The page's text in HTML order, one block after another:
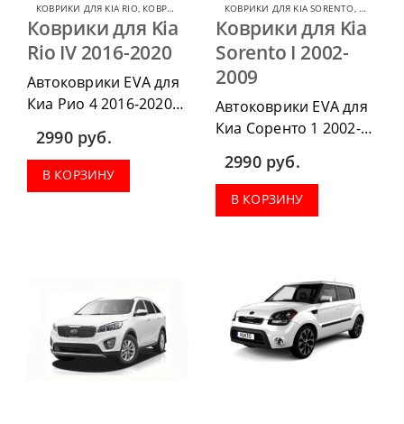
КОВРИКИ ДЛЯ KIA RIO, КОВРИКИ ДЛЯ KIA
Коврики для Kia
Rio IV 2016-2020
Автоковрики EVA для
Киа Рио 4 2016-2020
комплектации:
водительский коврик,
комплект передних,
2990 руб.
В КОРЗИНУ
КОВРИКИ ДЛЯ KIA SORENTO КОВРИКИ
Коврики для Kia
Sorento I 2002-
2009
Автоковрики EVA для
Киа Соренто 1 2002-
приобрести в
комплектации:
водительский коврик,
багажник.
2990 руб.
В КОРЗИНУ